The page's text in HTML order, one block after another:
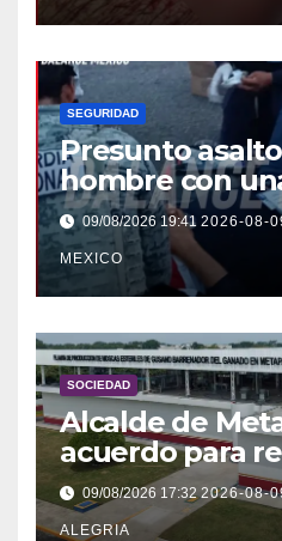
SEGURIDAD
Presunto
hombre con
pierna en
2000, Tapachula
09/08/2026 19:41 2026-08-
MEXICO
SOCIEDAD
Alcalde de
acuerdo para
olores de
gusano
09/08/2026 17:322026-08-
ALEGRIA